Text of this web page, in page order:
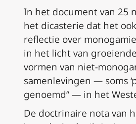
In het document van 25
het dicasterie dat het
reflectie over
in het licht van
vormen van niet-
samenlevingen — soms
genoemd” — in het
De doctrinaire nota van